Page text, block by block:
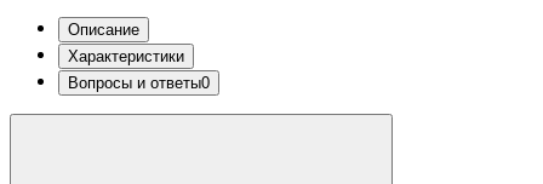
Описание
Характеристики
Вопросы и ответы0